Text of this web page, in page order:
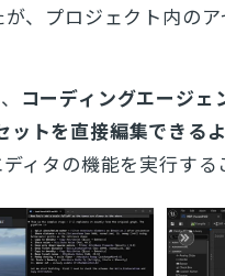
、プロジェクト内の
コーディングエージェ
トを直接編集できる
ィタの機能を実行する